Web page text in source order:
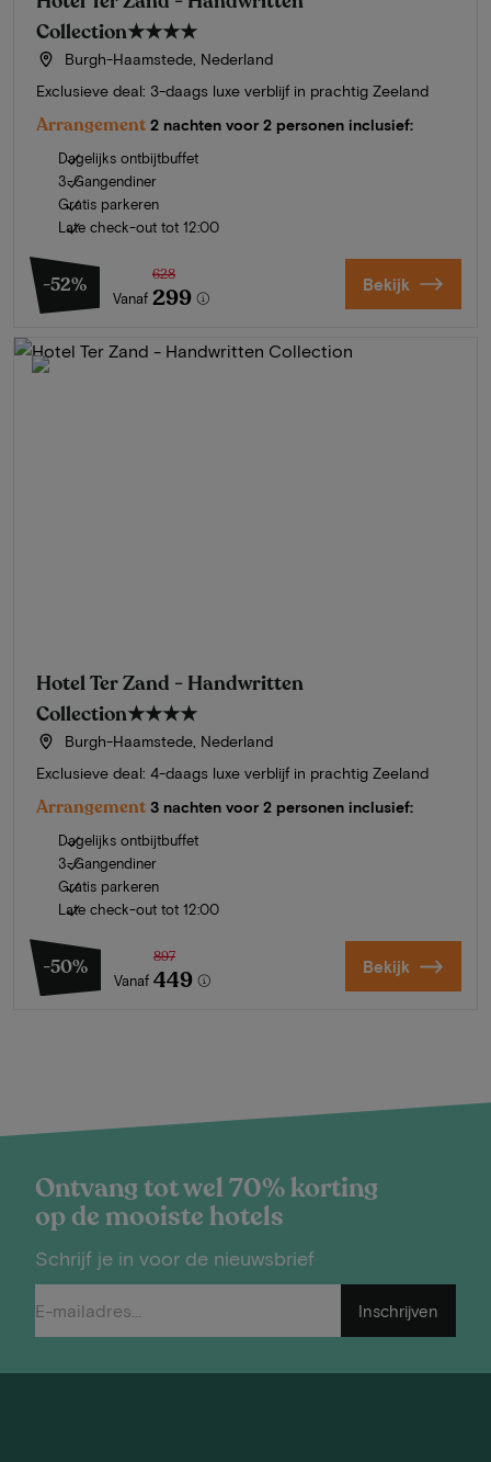
Collection★★★★
Burgh-Haamstede, Nederland
Exclusieve deal: 3-daags luxe verblijf in prachtig Zeeland
Arrangement 2 nachten voor 2 personen inclusief:
Dagelijks ontbijtbuffet
3-Gangendiner
Gratis parkeren
Late check-out tot 12:00
-52%
Vanaf
628
299 Bekijk
Hotel Ter Zand - Handwritten
Collection★★★★
Burgh-Haamstede, Nederland
Exclusieve deal: 4-daags luxe verblijf in prachtig Zeeland
Arrangement 3 nachten voor 2 personen inclusief:
Dagelijks ontbijtbuffet
3-Gangendiner
Gratis parkeren
Late check-out tot 12:00
-50%
Vanaf
897
449 Bekijk
Ontvang tot wel 70% korting
op de mooiste hotels
Schrijf je in voor de nieuwsbrief
Inschrijven